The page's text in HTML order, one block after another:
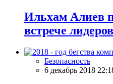
Ильхам Алиев
встрече
Безопасность
6 декабрь 2018